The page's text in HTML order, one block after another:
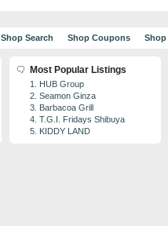
Shop Search Shop Coupons Shop
Most Popular Listings
1. HUB Group
2. Seamon Ginza
3. Barbacoa Grill
4. T.G.I. Fridays Shibuya
5. KIDDY LAND